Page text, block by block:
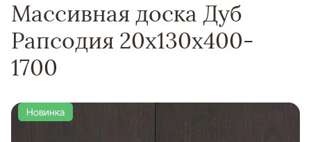
Массивная доска Дуб
Рапсодия 20x130x400-
1700
Новинка